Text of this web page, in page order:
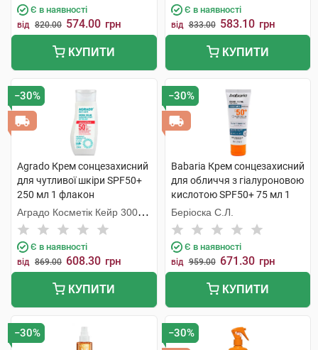
Є в наявності
від 820.00 574.00 грн
КУПИТИ
Є в наявності
від 833.00 583.10 грн
КУПИТИ
−30%
Agrado Крем сонцезахисний
для чутливої шкіри SPF50+
250 мл 1 флакон
Аградо Косметік Кейр 3000
С.Л.У.
Є в наявності
від 869.00 608.30 грн
КУПИТИ
−30%
Babaria Крем сонцезахисний
для обличчя з гіалуроновою
кислотою SPF50+ 75 мл 1
туба
Беріоска С.Л.
Є в наявності
від 959.00 671.30 грн
КУПИТИ
−30% −30%